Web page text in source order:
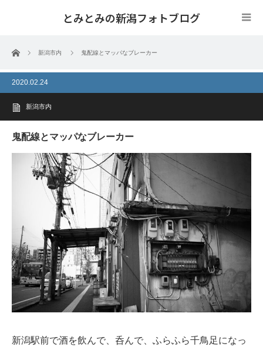
とみとみの新潟フォトブログ
ホーム 新潟市内 鬼配線とマッパなブレーカー
2020.02.24
新潟市内
鬼配線とマッパなブレーカー
新潟駅前で酒を飲んで、呑んで、ふらふら千鳥足になっ